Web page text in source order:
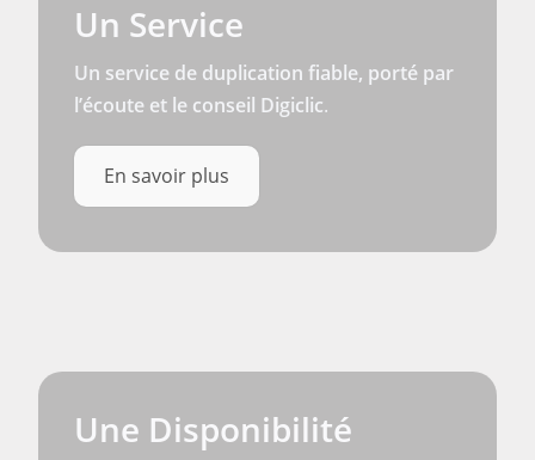
Un Service
Un service de duplication fiable, porté par
l’écoute et le conseil Digiclic.
En savoir plus
Une Disponibilité